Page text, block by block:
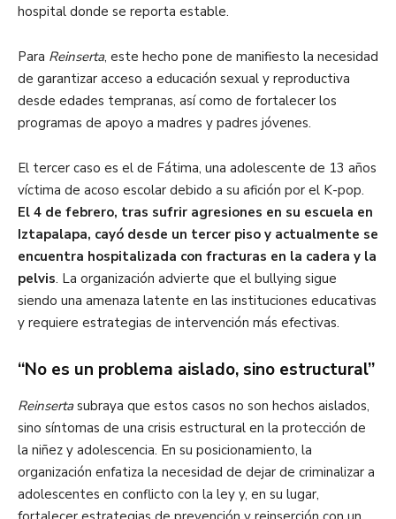
hospital donde se reporta estable.
Para Reinserta, este hecho pone de manifiesto la necesidad
de garantizar acceso a educación sexual y reproductiva
desde edades tempranas, así como de fortalecer los
programas de apoyo a madres y padres jóvenes.
El tercer caso es el de Fátima, una adolescente de 13 años
víctima de acoso escolar debido a su afición por el K-pop.
El 4 de febrero, tras sufrir agresiones en su escuela en
Iztapalapa, cayó desde un tercer piso y actualmente se
encuentra hospitalizada con fracturas en la cadera y la
pelvis. La organización advierte que el bullying sigue
siendo una amenaza latente en las instituciones educativas
y requiere estrategias de intervención más efectivas.
“No es un problema aislado, sino estructural”
Reinsertasubraya que estos casos no son hechos aislados,
sino síntomas de una crisis estructural en la protección de
la niñez y adolescencia. En su posicionamiento, la
organización enfatiza la necesidad de dejar de criminalizar a
adolescentes en conflicto con la ley y, en su lugar,